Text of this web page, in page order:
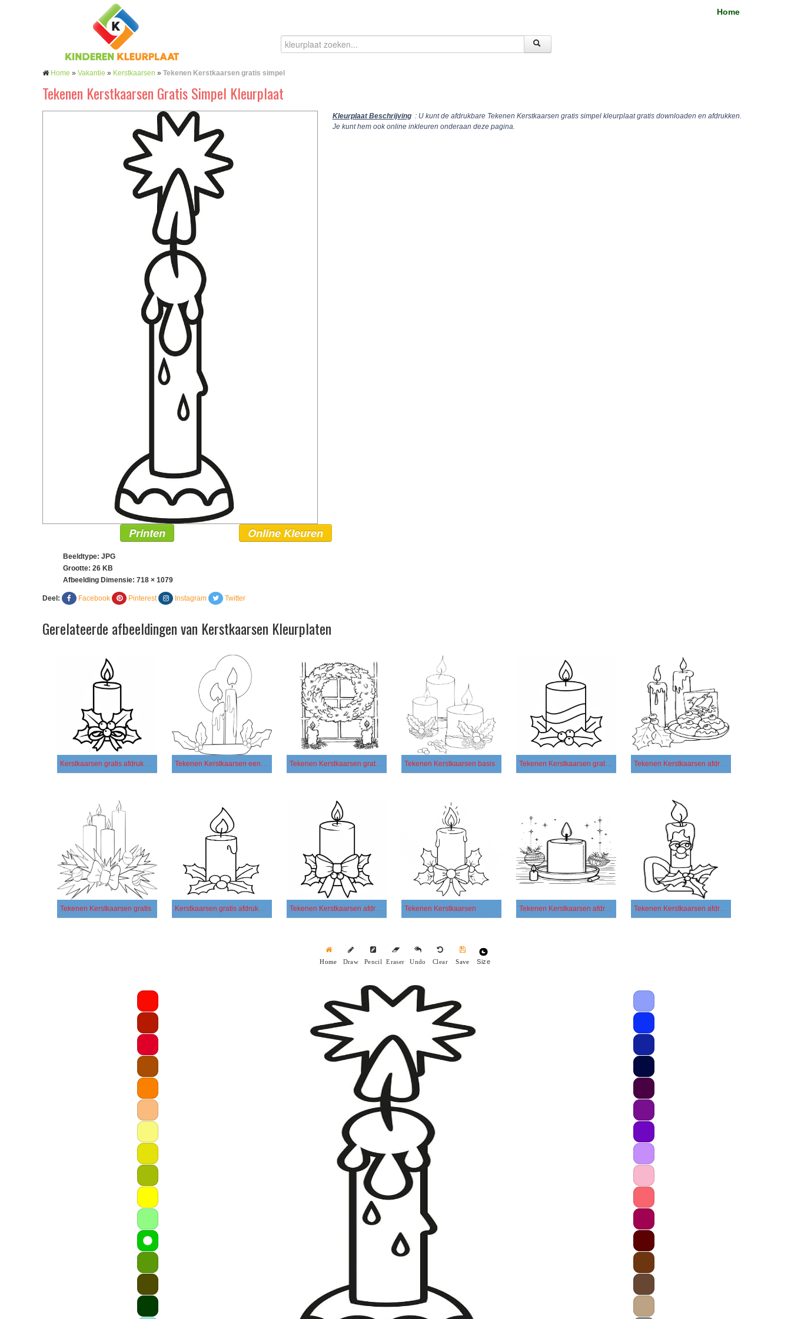
Home
Home » Vakantie » Kerstkaarsen » Tekenen Kerstkaarsen gratis simpel
Tekenen Kerstkaarsen Gratis Simpel Kleurplaat
Kleurplaat Beschrijving : U kunt de afdrukbare Tekenen Kerstkaarsen gratis simpel kleurplaat gratis downloaden en afdrukken.
Je kunt hem ook online inkleuren onderaan deze pagina.
Printen Online Kleuren
Beeldtype: JPG
Grootte: 26 KB
Afbeelding Dimensie: 718 × 1079
Deel: Facebook Pinterest Instagram Twitter
Gerelateerde afbeeldingen van Kerstkaarsen Kleurplaten
Kerstkaarsen gratis afdrukbaar voor kinderen Tekenen Kerstkaarsen eenvoudig Tekenen Kerstkaarsen gratis afdrukbaar eenvoudig Tekenen Kerstkaarsen basis Tekenen Kerstkaarsen gratis voor kinderen Tekenen Kerstkaarsen afdrukbaar
Tekenen Kerstkaarsen gratis Kerstkaarsen gratis afdrukbaar Tekenen Kerstkaarsen afdrukbaar eenvoudig Tekenen Kerstkaarsen Tekenen Kerstkaarsen afdrukbaar simpel Tekenen Kerstkaarsen afdrukbaar basis
Home Draw Pencil Eraser Undo Clear Save Size